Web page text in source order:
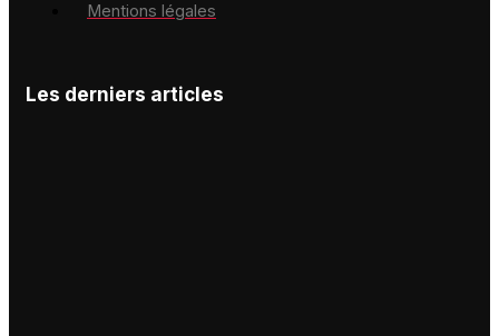
Mentions légales
Les derniers articles